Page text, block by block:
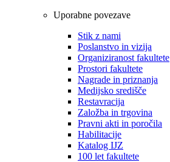
Uporabne povezave
Stik z nami
Poslanstvo in vizija
Organiziranost fakultete
Prostori fakultete
Nagrade in priznanja
Medijsko središče
Restavracija
Založba in trgovina
Pravni akti in poročila
Habilitacije
Katalog IJZ
100 let fakultete